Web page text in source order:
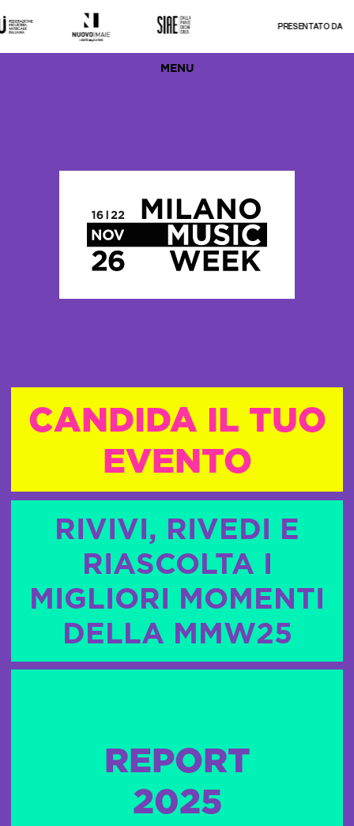
PRESENTATO DA
MENU
CANDIDA IL TUO
EVENTO
RIVIVI, RIVEDI E
RIASCOLTA I
MIGLIORI MOMENTI
DELLA MMW25
REPORT
2025